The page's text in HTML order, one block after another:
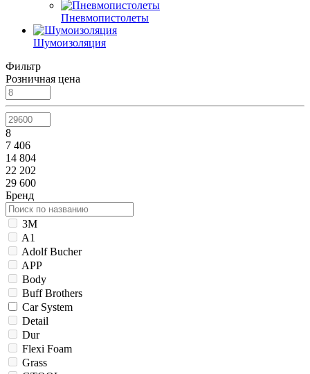
Пневмопистолеты
Шумоизоляция
Фильтр
Розничная цена
8
7 406
14 804
22 202
29 600
Бренд
3M
A1
Adolf Bucher
APP
Body
Buff Brothers
Car System
Detail
Dur
Flexi Foam
Grass